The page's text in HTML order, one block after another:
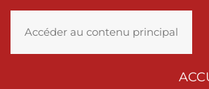
Accéder au contenu principal